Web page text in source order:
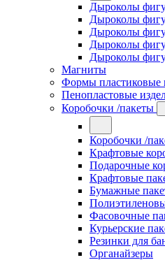
Дыроколы
Дыроколы
Дыроколы
Дыроколы
Дыроколы
Магниты
Формы пластиковые
Пенопластовые
Коробочки /пакеты
Коробочки /
Крафтовые
Подарочные
Крафтовые
Бумажные
Фасовочные
Курьерские
Резинки для
Органайзеры